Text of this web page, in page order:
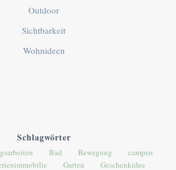
Outdoor
Sichtbarkeit
Wohnideen
Schlagwörter
Bad Bewegung
campen
Garten Geschenkidee